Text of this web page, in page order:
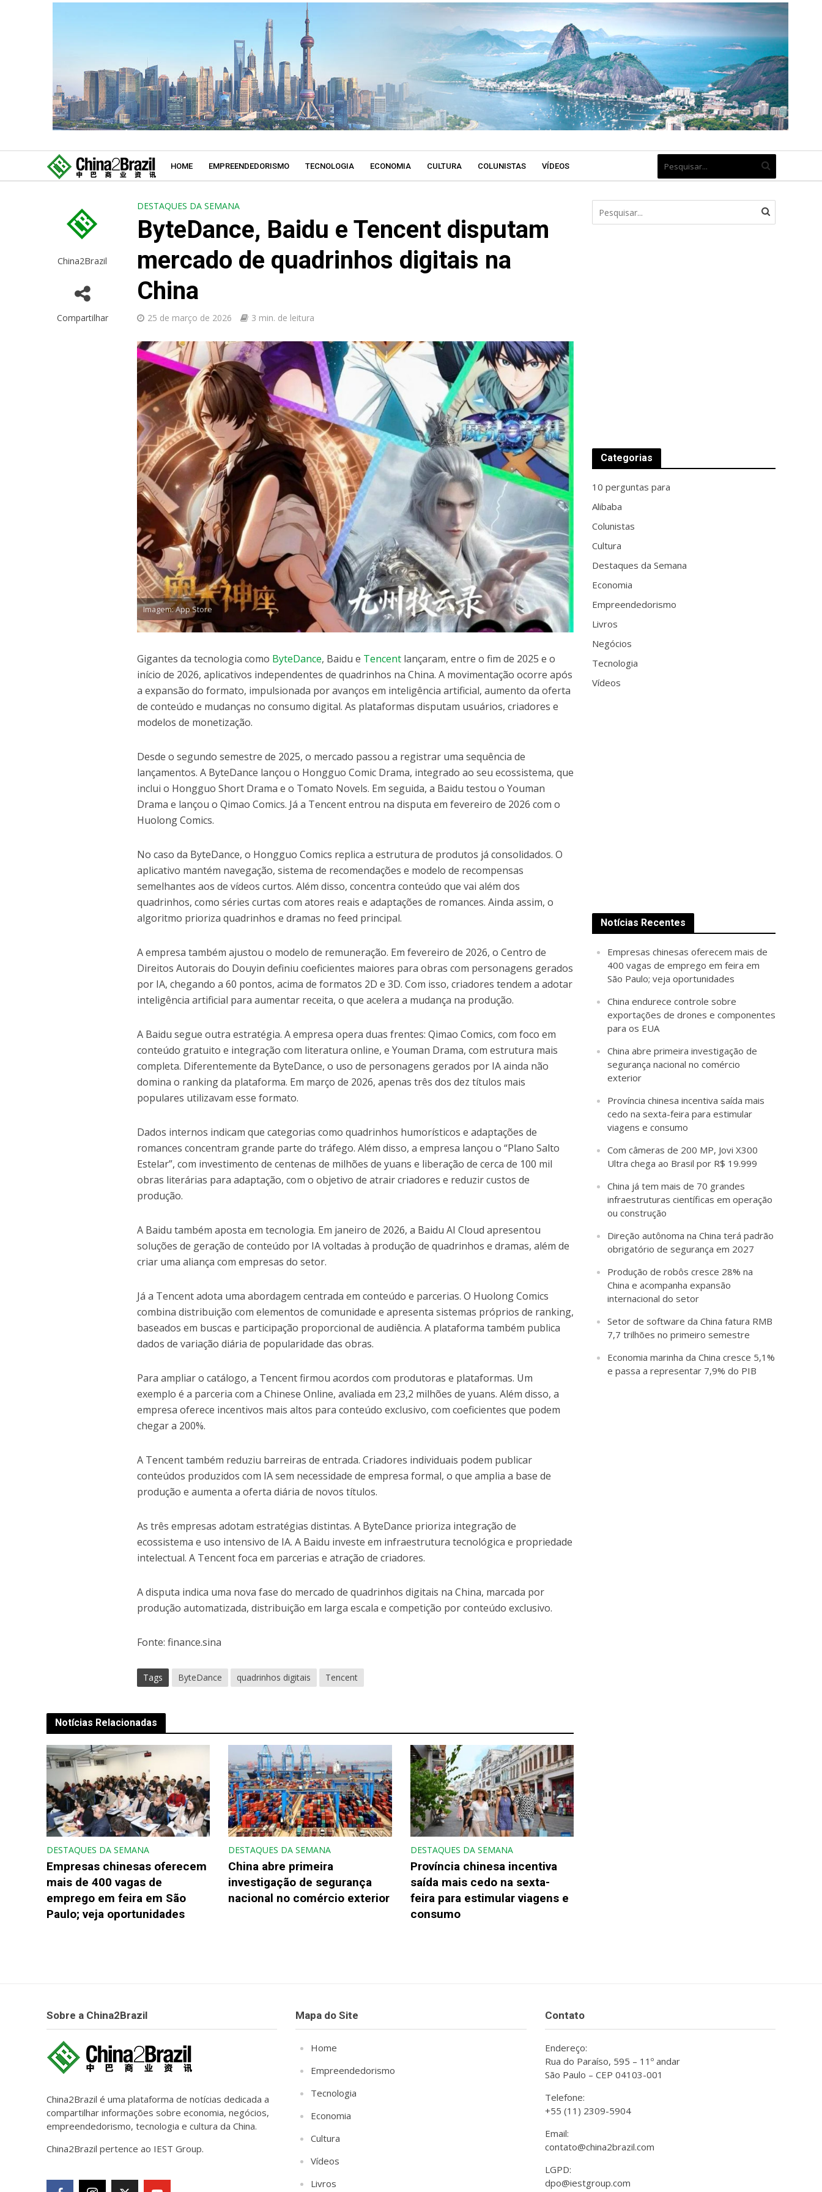
HOME EMPREENDEDORISMO TECNOLOGIA ECONOMIA CULTURA COLUNISTAS VÍDEOS
China2Brazil
Compartilhar
DESTAQUES DA SEMANA
ByteDance, Baidu e Tencent disputam
mercado de quadrinhos digitais na
China
25 de março de 2026 3 min. de leitura
Imagem: App Store
Gigantes da tecnologia como ByteDance, Baidu e Tencent lançaram, entre o fim de 2025 e o
início de 2026, aplicativos independentes de quadrinhos na China. A movimentação ocorre após
a expansão do formato, impulsionada por avanços em inteligência artificial, aumento da oferta
de conteúdo e mudanças no consumo digital. As plataformas disputam usuários, criadores e
modelos de monetização.
Desde o segundo semestre de 2025, o mercado passou a registrar uma sequência de
lançamentos. A ByteDance lançou o Hongguo Comic Drama, integrado ao seu ecossistema, que
inclui o Hongguo Short Drama e o Tomato Novels. Em seguida, a Baidu testou o Youman
Drama e lançou o Qimao Comics. Já a Tencent entrou na disputa em fevereiro de 2026 com o
Huolong Comics.
No caso da ByteDance, o Hongguo Comics replica a estrutura de produtos já consolidados. O
aplicativo mantém navegação, sistema de recomendações e modelo de recompensas
semelhantes aos de vídeos curtos. Além disso, concentra conteúdo que vai além dos
quadrinhos, como séries curtas com atores reais e adaptações de romances. Ainda assim, o
algoritmo prioriza quadrinhos e dramas no feed principal.
A empresa também ajustou o modelo de remuneração. Em fevereiro de 2026, o Centro de
Direitos Autorais do Douyin definiu coeficientes maiores para obras com personagens gerados
por IA, chegando a 60 pontos, acima de formatos 2D e 3D. Com isso, criadores tendem a adotar
inteligência artificial para aumentar receita, o que acelera a mudança na produção.
A Baidu segue outra estratégia. A empresa opera duas frentes: Qimao Comics, com foco em
conteúdo gratuito e integração com literatura online, e Youman Drama, com estrutura mais
completa. Diferentemente da ByteDance, o uso de personagens gerados por IA ainda não
domina o ranking da plataforma. Em março de 2026, apenas três dos dez títulos mais
populares utilizavam esse formato.
Dados internos indicam que categorias como quadrinhos humorísticos e adaptações de
romances concentram grande parte do tráfego. Além disso, a empresa lançou o “Plano Salto
Estelar”, com investimento de centenas de milhões de yuans e liberação de cerca de 100 mil
obras literárias para adaptação, com o objetivo de atrair criadores e reduzir custos de
produção.
A Baidu também aposta em tecnologia. Em janeiro de 2026, a Baidu AI Cloud apresentou
soluções de geração de conteúdo por IA voltadas à produção de quadrinhos e dramas, além de
criar uma aliança com empresas do setor.
Já a Tencent adota uma abordagem centrada em conteúdo e parcerias. O Huolong Comics
combina distribuição com elementos de comunidade e apresenta sistemas próprios de ranking,
baseados em buscas e participação proporcional de audiência. A plataforma também publica
dados de variação diária de popularidade das obras.
Para ampliar o catálogo, a Tencent firmou acordos com produtoras e plataformas. Um
exemplo é a parceria com a Chinese Online, avaliada em 23,2 milhões de yuans. Além disso, a
empresa oferece incentivos mais altos para conteúdo exclusivo, com coeficientes que podem
chegar a 200%.
A Tencent também reduziu barreiras de entrada. Criadores individuais podem publicar
conteúdos produzidos com IA sem necessidade de empresa formal, o que amplia a base de
produção e aumenta a oferta diária de novos títulos.
As três empresas adotam estratégias distintas. A ByteDance prioriza integração de
ecossistema e uso intensivo de IA. A Baidu investe em infraestrutura tecnológica e propriedade
intelectual. A Tencent foca em parcerias e atração de criadores.
A disputa indica uma nova fase do mercado de quadrinhos digitais na China, marcada por
produção automatizada, distribuição em larga escala e competição por conteúdo exclusivo.
Fonte: finance.sina
Tags ByteDance quadrinhos digitais Tencent
Notícias Relacionadas
DESTAQUES DA SEMANA
Empresas chinesas oferecem
mais de 400 vagas de
emprego em feira em São
Paulo; veja oportunidades
DESTAQUES DA SEMANA
China abre primeira
investigação de segurança
nacional no comércio exterior
DESTAQUES DA SEMANA
Província chinesa incentiva
saída mais cedo na sexta-
feira para estimular viagens e
consumo
Categorias
10 perguntas para
Alibaba
Colunistas
Cultura
Destaques da Semana
Economia
Empreendedorismo
Livros
Negócios
Tecnologia
Vídeos
Notícias Recentes
Empresas chinesas oferecem mais de
400 vagas de emprego em feira em
São Paulo; veja oportunidades
China endurece controle sobre
exportações de drones e componentes
para os EUA
China abre primeira investigação de
segurança nacional no comércio
exterior
Província chinesa incentiva saída mais
cedo na sexta-feira para estimular
viagens e consumo
Com câmeras de 200 MP, Jovi X300
Ultra chega ao Brasil por R$ 19.999
China já tem mais de 70 grandes
infraestruturas científicas em operação
ou construção
Direção autônoma na China terá padrão
obrigatório de segurança em 2027
Produção de robôs cresce 28% na
China e acompanha expansão
internacional do setor
Setor de software da China fatura RMB
7,7 trilhões no primeiro semestre
Economia marinha da China cresce 5,1%
e passa a representar 7,9% do PIB
Sobre a China2Brazil
China2Brazil é uma plataforma de notícias dedicada a
compartilhar informações sobre economia, negócios,
empreendedorismo, tecnologia e cultura da China.
China2Brazil pertence ao IEST Group.
Mapa do Site
Home
Empreendedorismo
Tecnologia
Economia
Cultura
Vídeos
Livros
Contato
Endereço:
Rua do Paraíso, 595 – 11º andar
São Paulo – CEP 04103-001
Telefone:
+55 (11) 2309-5904
Email:
contato@china2brazil.com
LGPD:
dpo@iestgroup.com